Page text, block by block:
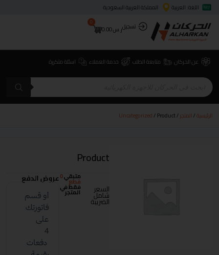
اللغة: العربية
المملكة العربية السعودية
تسجيلر.س0.00
0
عن الحركان متابعة الطلب خدمة العملاء اسئلة متكررة
الرئيسية/المتجر/
Uncategorized/ Product
Product
السعر
شامل
الضريبة
متبقي0
قطع
فقط في
المتجر
عروض الدفع